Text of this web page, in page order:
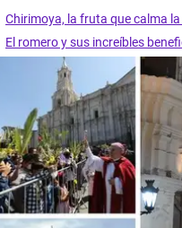
Chirimoya, la fruta que calma
El romero y sus increíbles